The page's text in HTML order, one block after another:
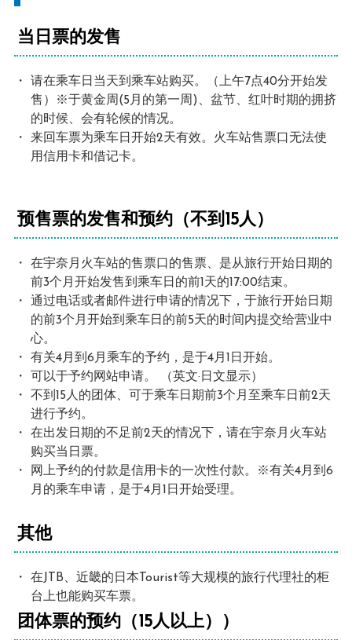
当日票的发售
请在乘车日当天到乘车站购买。（上午7点40分开始发
售）※于黄金周(5月的第一周)、盆节、红叶时期的拥挤
的时候、会有轮候的情况。
来回车票为乘车日开始2天有效。火车站售票口无法使
用信用卡和借记卡。
预售票的发售和预约（不到15人）
在宇奈月火车站的售票口的售票、是从旅行开始日期的
前3个月开始发售到乘车日的前1天的17:00结束。
通过电话或者邮件进行申请的情况下，于旅行开始日期
的前3个月开始到乘车日的前5天的时间内提交给营业中
心。
有关4月到6月乘车的予约，是于4月1日开始。
可以于予约网站申请。 （英文·日文显示）
不到15人的团体、可于乘车日期前3个月至乘车日前2天
进行予约。
在出发日期的不足前2天的情况下，请在宇奈月火车站
购买当日票。
网上予约的付款是信用卡的一次性付款。※有关4月到6
月的乘车申请，是于4月1日开始受理。
其他
在JTB、近畿的日本Tourist等大规模的旅行代理社的柜
台上也能购买车票。
团体票的预约（15人以上））